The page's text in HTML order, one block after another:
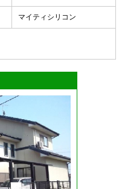
マイティシリコン